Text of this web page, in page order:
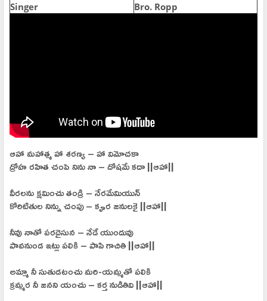
Singer Bro. Ropp
ఆహా మహాత్మ హా శరణ్య – హా విమోచకా
ద్రోహ రహిత చంపె నిను నా – దోషమే కదా ||ఆహా||
వీరలను క్షమించు తండ్రి – నేరమేమియున్
కోరిటితుల నిన్ను చంపు – కౄర జనులకై ||ఆహా||
నీవు నాతో పరదైసున – నేడే యుందువు
పావనుండ ఇట్లు పలికి – పాపి గాచితి ||ఆహా||
అమ్మా నీ సుతుడటంచు మరి-యమ్మతో పలికి
క్రమ్మర నీ జనని యంచు – కర్త నుడితివి ||ఆహా||